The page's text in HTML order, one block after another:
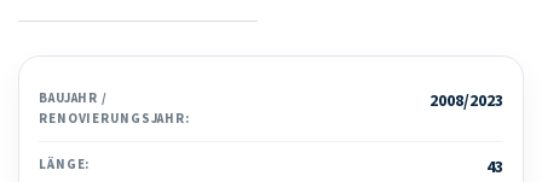
BAUJAHR /
RENOVIERUNGSJAHR:
2008/2023
LÄNGE: 43